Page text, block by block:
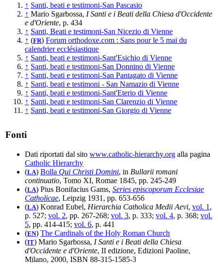
↑ Santi, beati e testimoni-San Pascasio
↑ Mario Sgarbossa, I Santi e i Beati della Chiesa d'Occidente
e d'Oriente, p. 434
↑ Santi, Beati e testimoni-San Nicezio di Vienne
↑ (FR) Forum orthodoxe.com : Sans pour le 5 mai du
calendrier ecclésiastique
↑ Santi, beati e testimoni-Sant'Esichio di Vienne
↑ Santi, beati e testimoni-San Donnino di Vienne
↑ Santi, beati e testimoni-San Pantagato di Vienne
↑ Santi, beati e testimoni - San Namazio di Vienne
↑ Santi, beati e testimoni-Sant'Eterio di Vienne
↑ Santi, beati e testimoni-San Clarenzio di Vienne
↑ Santi, beati e testimoni-San Giorgio di Vienne
Fonti
Dati riportati dal sito www.catholic-hierarchy.org alla pagina
Catholic Hierarchy
(LA) Bolla Qui Christi Domini, in Bullarii romani
continuatio, Tomo XI, Romae 1845, pp. 245-249
(LA) Pius Bonifacius Gams, Series episcoporum Ecclesiae
Catholicae, Leipzig 1931, pp. 653-656
(LA) Konrad Eubel, Hierarchia Catholica Medii Aevi, vol. 1 ,
p. 527; vol. 2, pp. 267-268; vol. 3, p. 333; vol. 4, p. 368; vol.
5, pp. 414-415; vol. 6, p. 441
(EN) The Cardinals of the Holy Roman Church
(IT) Mario Sgarbossa, I Santi e i Beati della Chiesa
d'Occidente e d'Oriente, II edizione, Edizioni Paoline,
Milano, 2000, ISBN 88-315-1585-3